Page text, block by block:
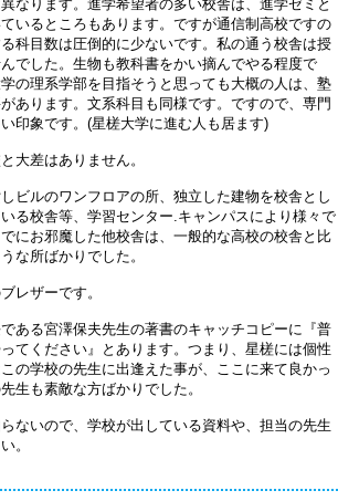
なります。進学希望者の多い校舎は、進学ゼミと
いるところもあります。ですが通信制高校ですの
科目数は圧倒的に少ないです。私の通う校舎は授
でした。生物も教科書をかい摘んでやる程度で
の理系学部を目指そうと思っても大概の人は、塾
あります。文系科目も同様です。ですので、専門
印象です。(星槎大学に進む人も居ます)
大差はありません。
ビルのワンフロアの所、独立した建物を校舎とし
る校舎等、学習センター.キャンパスにより様々で
にお邪魔した他校舎は、一般的な高校の校舎と比
な所ばかりでした。
レザーです。
ある宮澤保夫先生の著書のキャッチコピーに『普
てください』とあります。つまり、星槎には個性
の学校の先生に出逢えた事が、ここに来て良かっ
生も素敵な方ばかりでした。
ないので、学校が出している資料や、担当の先生
。